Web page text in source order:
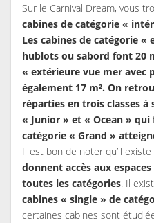
Sur le Carnival Dream, vous
cabines de catégorie «
Les cabines de catégorie
hublots ou sabord font 20
« extérieure vue mer avec
également 17 m². On
réparties en trois classes à
« Junior » et « Ocean » qui
catégorie « Grand »
Il est bon de noter qu’il existe
donnent accès aux
toutes les catégories. Il
cabines « single » de
certaines cabines sont